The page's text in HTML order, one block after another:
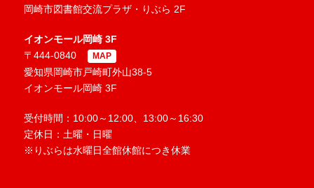
岡崎市図書館交流プラザ・りぶら 2F
イオンモール岡崎 3F
〒444-0840
MAP
愛知県岡崎市戸崎町外山38-5
イオンモール岡崎 3F
受付時間：10:00～12:00、13:00～16:30
定休日：土曜・日曜
※りぶらは水曜日全館休館につき休業